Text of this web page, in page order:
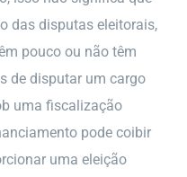
das disputas eleitorais,
pouco ou não têm
de disputar um cargo
uma fiscalização
pode coibir
uma eleição